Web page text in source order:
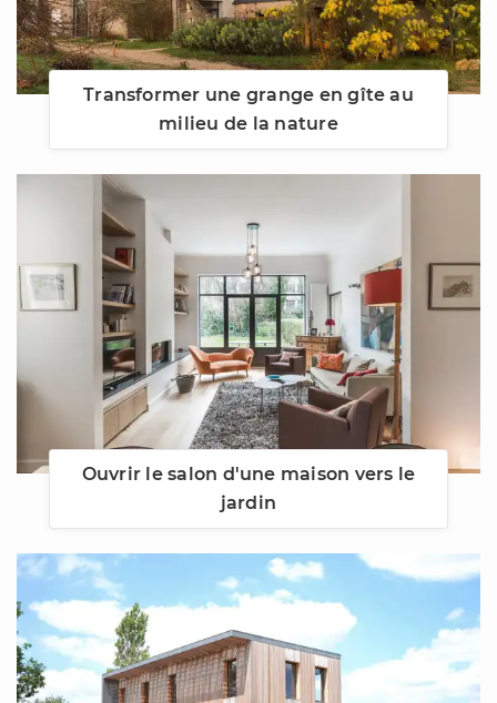
Transformer une grange en gîte au
milieu de la nature
Ouvrir le salon d'une maison vers le
jardin